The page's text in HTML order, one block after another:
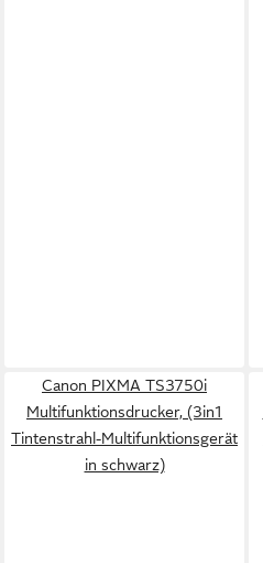
Canon PIXMA TS3750i
Multifunktionsdrucker, (3in1
Tintenstrahl-Multifunktionsgerät
in schwarz)